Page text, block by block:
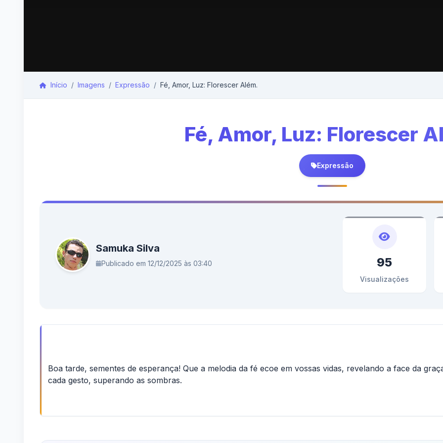
Início Imagens Expressão Fé, Amor, Luz: Florescer Além.
Fé, Amor, Luz: Florescer
Expressão
Samuka Silva
Publicado em 12/12/2025 às 03:40 95
Visualizações
Boa tarde, sementes de esperança! Que a melodia da fé ecoe em vossas vidas, revelando a face da
cada gesto, superando as sombras.